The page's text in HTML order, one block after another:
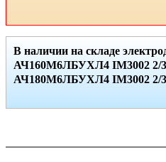
В наличии на складе
АЧ160М6ЛБУХЛ4 IМ3002 2/
АЧ180М6ЛБУХЛ4 IМ3002 2/